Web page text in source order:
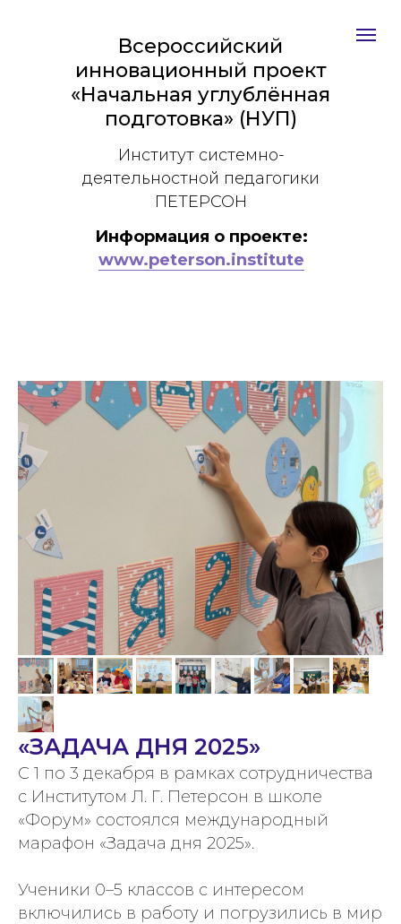
Всероссийский
инновационный проект
«Начальная углублённая
подготовка» (НУП)
Институт системно-
деятельностной педагогики
ПЕТЕРСОН
Информация о проекте:
www.peterson.institute
«ЗАДАЧА ДНЯ 2025»
С 1 по 3 декабря в рамках сотрудничества
с Институтом Л. Г. Петерсон в школе
«Форум» состоялся международный
марафон «Задача дня 2025».
Ученики 0–5 классов с интересом
включились в работу и погрузились в мир